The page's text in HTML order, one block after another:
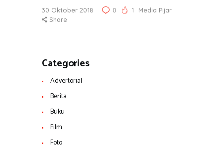
30 Oktober 2018 0 1
Media Pijar
Share
Categories
Advertorial
Berita
Buku
Film
Foto